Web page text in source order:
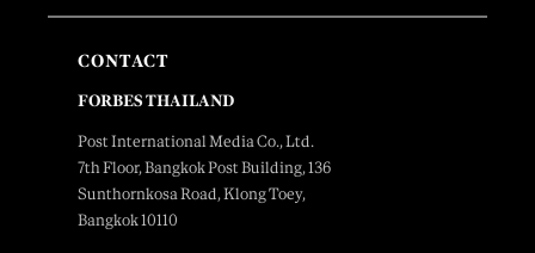
CONTACT
FORBES THAILAND
Post International Media Co., Ltd.
7th Floor, Bangkok Post Building, 136
Sunthornkosa Road, Klong Toey,
Bangkok 10110